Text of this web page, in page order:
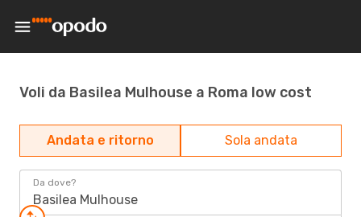
Voli da Basilea Mulhouse a Roma low cost
Andata e ritorno Sola andata
Da dove?
Basilea Mulhouse